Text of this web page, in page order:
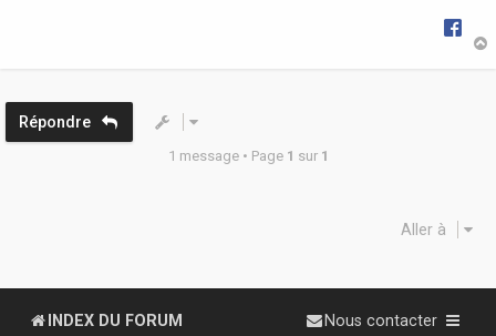
Répondre
1 message • Page 1 sur 1
Aller à
INDEX DU FORUM Nous contacter